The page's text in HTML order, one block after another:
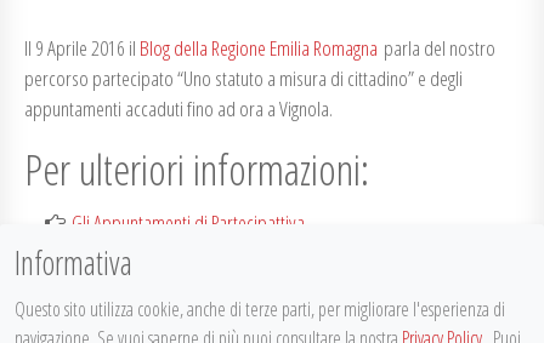
Il 9 Aprile 2016 il Blog della Regione Emilia Romagna parla del nostro
percorso partecipato “Uno statuto a misura di cittadino” e degli
appuntamenti accaduti fino ad ora a Vignola.
Per ulteriori informazioni:
Gli Appuntamenti di Partecipattiva
UNO STATUTO A MISURA DI CITTADINO. Primo incontro pubblico
Vignola
Informativa
Questo sito utilizza cookie, anche di terze parti, per migliorare l'esperienza di